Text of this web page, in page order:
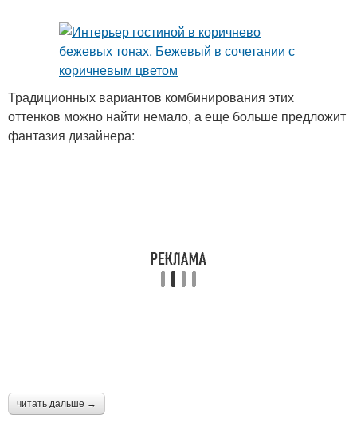
Интерьер в коричнево-
бежевых тонах
интерьер
Элегантный интерьер
Традиционных вариантов комбинирования этих
оттенков можно найти немало, а еще больше предложит
фантазия дизайнера:
читать дальше →